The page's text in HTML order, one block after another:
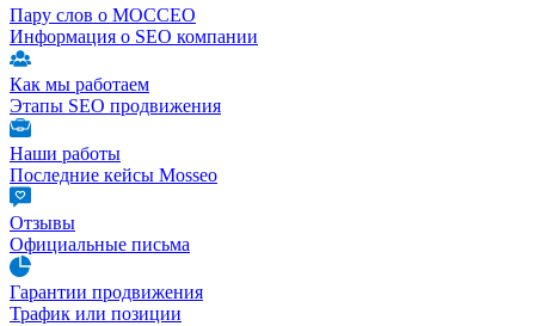
Пару слов о МОССЕО
Информация о SEO компании
Как мы работаем
Этапы SEO продвижения
Наши работы
Последние кейсы Mosseo
Отзывы
Официальные письма
Гарантии продвижения
Трафик или позиции